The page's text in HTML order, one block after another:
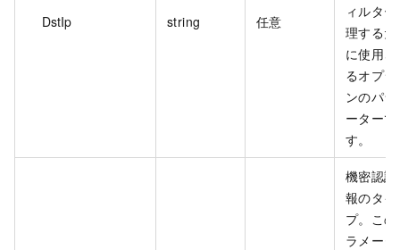
DstIp string 任意
ィルタ
理するた
に使用
るオプ
ンのパ
ーターで
す。
機密認証
報のタイ
プ。こ
ラメー